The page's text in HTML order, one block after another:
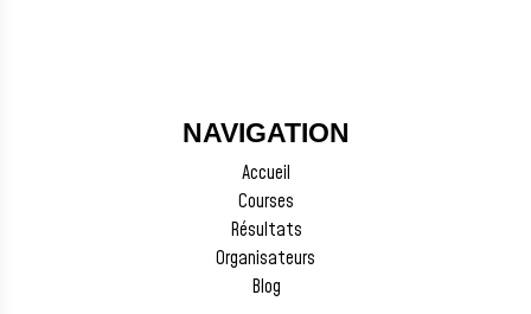
NAVIGATION
Accueil
Courses
Résultats
Organisateurs
Blog